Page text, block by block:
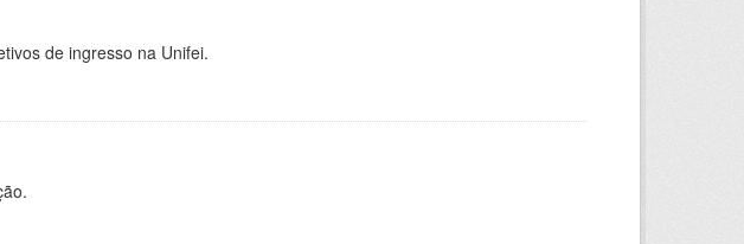
de ingresso na Unifei.